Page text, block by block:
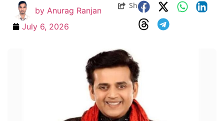
by Anurag Ranjan
July 6, 2026
Share